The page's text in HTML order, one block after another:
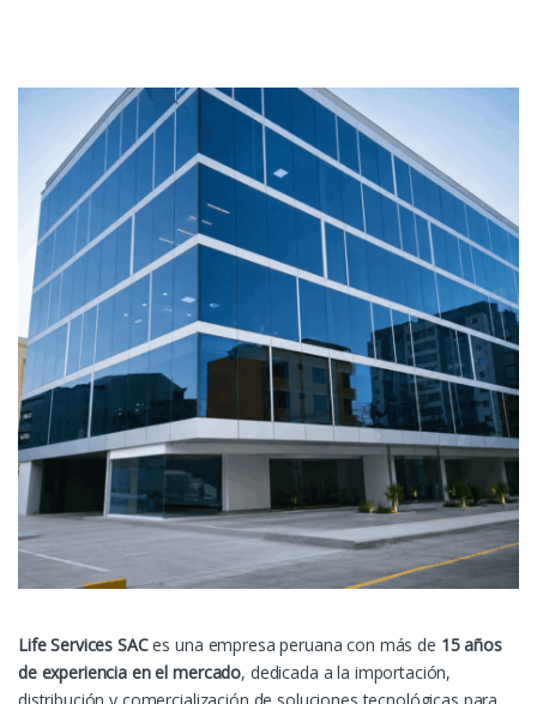
Life Services SACes una empresa peruana con más de 15 años
de experiencia en el mercado, dedicada a la importación,
distribución y comercialización de soluciones tecnológicas para